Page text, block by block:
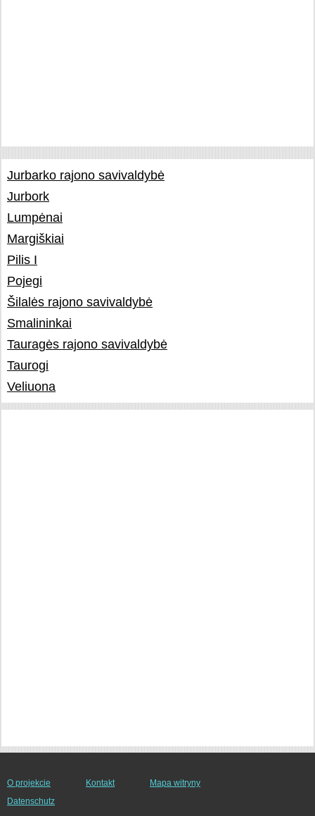
Jurbarko rajono savivaldybė
Jurbork
Lumpėnai
Margiškiai
Pilis I
Pojegi
Šilalės rajono savivaldybė
Smalininkai
Tauragės rajono savivaldybė
Taurogi
Veliuona
O projekcie Kontakt
Mapa witryny
Datenschutz